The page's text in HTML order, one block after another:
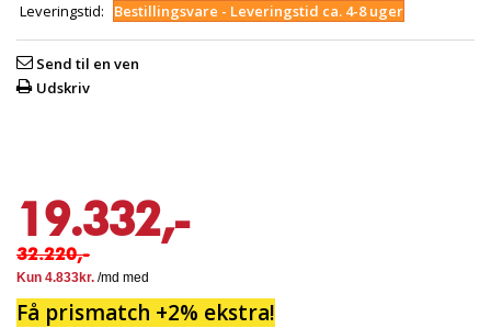
Leveringstid:
Bestillingsvare - Leveringstid ca. 4-8 uger
Send til en ven
Udskriv
19.332,-
32.220,-
Få prismatch +2% ekstra!